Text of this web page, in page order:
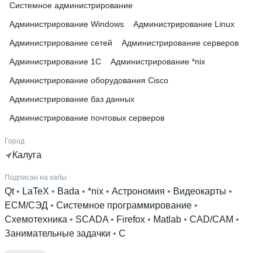
Системное администрирование
Администрирование Windows
Администрирование Linux
Администрирование сетей
Администрирование серверов
Администрирование 1С
Администрирование *nix
Администрирование оборудования Cisco
Администрирование баз данных
Администрирование почтовых серверов
Город
Калуга
Подписан на хабы
Qt • LaTeX • Bada • *nix • Астрономия • Видеокарты
ECM/СЭД • Системное программирование
Схемотехника • SCADA • Firefox • Matlab • CAD/CAM
Занимательные задачки • C